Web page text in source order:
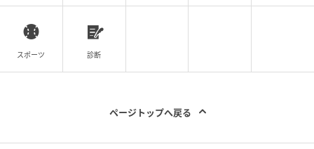
スポーツ 診断
ページトップへ戻る